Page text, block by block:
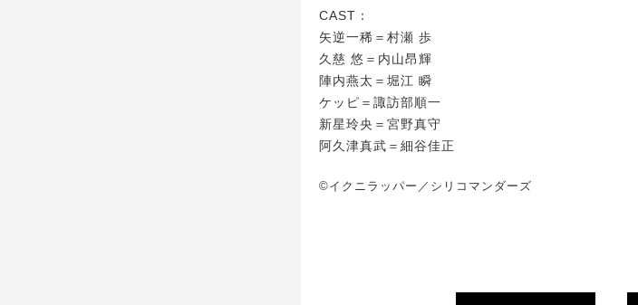
CAST：
矢逆⼀稀＝村瀬 歩
久慈 悠＝内山昂輝
陣内燕太＝堀江 瞬
ケッピ＝諏訪部順⼀
新星玲央＝宮野真守
阿久津真武＝細谷佳正
©イクニラッパー／シリコマンダーズ